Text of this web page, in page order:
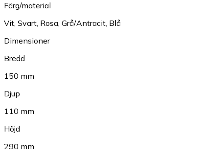
Färg/material
Vit Svart Rosa Grå/Antracit Blå
Dimensioner
Bredd
150 mm
Djup
110 mm
Höjd
290 mm